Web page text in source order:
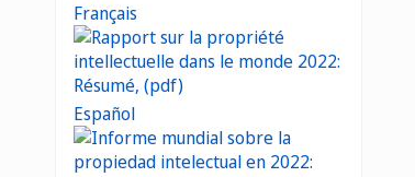
Français
Español